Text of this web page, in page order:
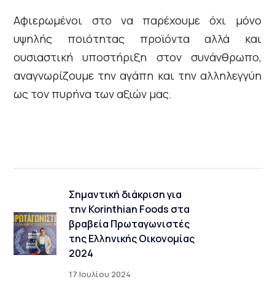
Αφιερωμένοι στο να παρέχουμε όχι μόνο
υψηλής ποιότητας προϊόντα αλλά και
ουσιαστική υποστήριξη στον συνάνθρωπο,
αναγνωρίζουμε την αγάπη και την αλληλεγγύη
ως τον πυρήνα των αξιών μας.
Σημαντική διάκριση για
την Korinthian Foods στα
βραβεία Πρωταγωνιστές
της Ελληνικής Οικονομίας
2024
17 Ιουλίου 2024